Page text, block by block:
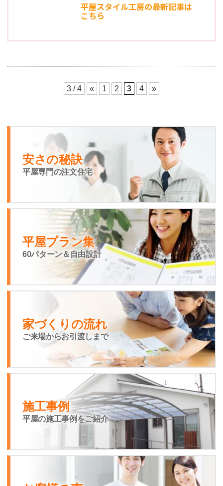
平屋スタイル工房の最新記事は
こちら
3 / 4 « 1 2 3 4 »
安さの秘訣
平屋専門の注文住宅
平屋プラン集
60パターン＆自由設計
家づくりの流れ
ご来場からお引渡しまで
施工事例
平屋の施工事例をご紹介